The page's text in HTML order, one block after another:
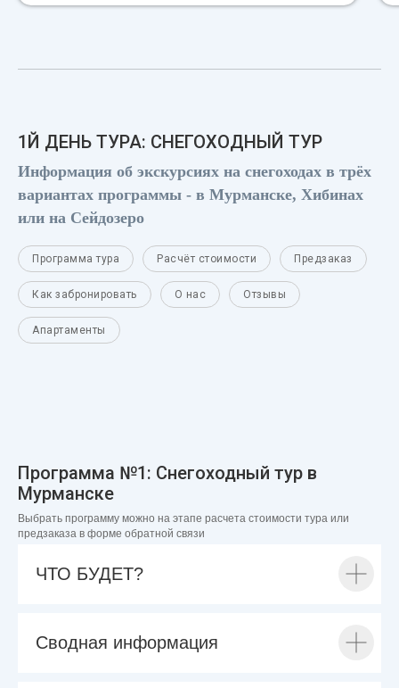
1Й ДЕНЬ ТУРА: СНЕГОХОДНЫЙ ТУР
Информация об экскурсиях на снегоходах в трёх
вариантах программы - в Мурманске, Хибинах
или на Сейдозеро
Программа тура Расчёт стоимости Предзаказ
Как забронировать О нас Отзывы
Апартаменты
Программа №1: Снегоходный тур в
Мурманске
Выбрать программу можно на этапе расчета стоимости тура или
предзаказа в форме обратной связи
ЧТО БУДЕТ?
Сводная информация